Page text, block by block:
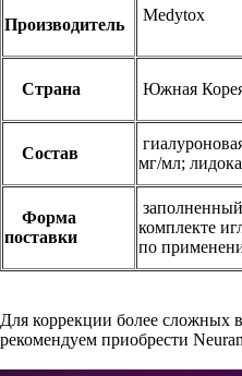
Производитель
Medytox
Страна Южная
Состав
мг/мл;
Форма
поставки
комплекте
по
Для коррекции более сложных
рекомендуем приобрести